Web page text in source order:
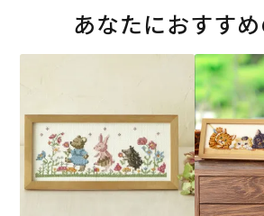
あなたにおすす